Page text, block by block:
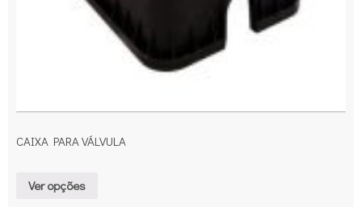
CAIXA PARA VÁLVULA
Ver opções